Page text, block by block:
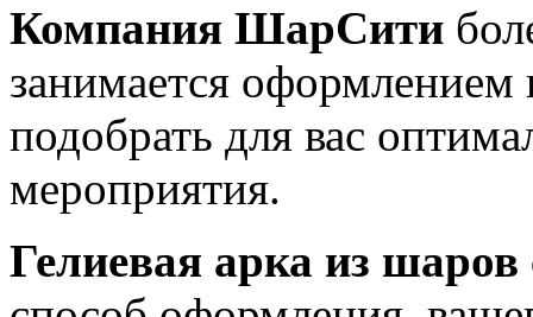
Компания ШарСити
занимается
подобрать для вас
мероприятия.
Гелиевая арка из